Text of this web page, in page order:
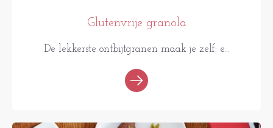
Glutenvrije granola
De lekkerste ontbijtgranen maak je zelf: e...